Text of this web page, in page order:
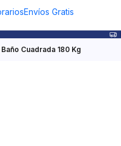
Envíos Gratis
Cuadrada 180 Kg